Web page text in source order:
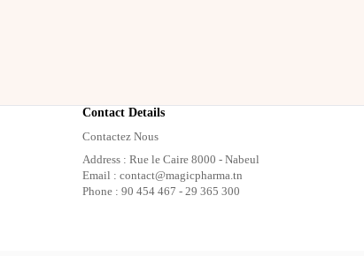
Contact Details
Contactez Nous
Address : Rue le Caire 8000 - Nabeul
Email : contact@magicpharma.tn
Phone : 90 454 467 - 29 365 300